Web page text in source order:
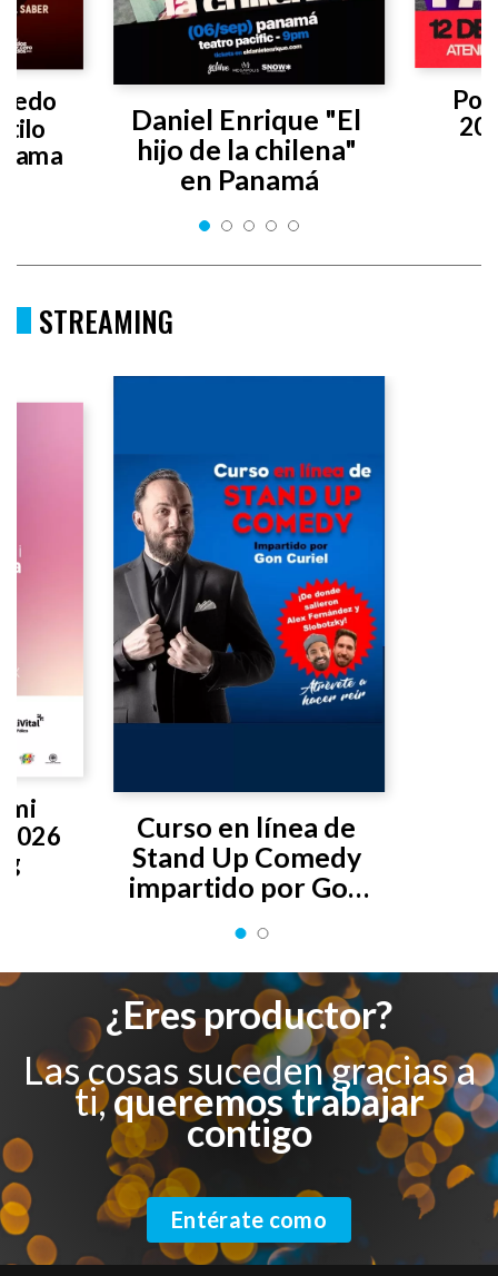
Daniel Enrique "El
hijo de la chilena"
en Panamá
STREAMING
Curso en línea de
Stand Up Comedy
impartido por Gon
mi
¿Eres productor?
Las cosas suceden gracias a
ti,queremos trabajar
contigo
Entérate como